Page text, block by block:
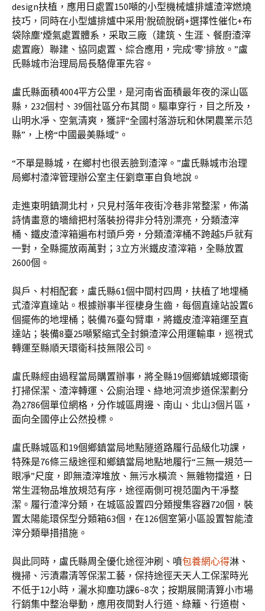
design扶植，應用日處置150噸的小型機械爐排爐渣滓燃燒
技巧，同時在小型爐排爐中采用‘脫硫脫硝+選擇性催化+布
袋除塵’煙氣處置體系，采取三廠（建筑、生涯、餐廚渣滓
處置廠）聯建、協同處置、綜合應用，完成‘零’排放。”盧
氏縣城市治理局局長駱偉軍先容。
盧氏縣面積4004平方公里，是河南省面積最年夜的深山區
縣，232個村、39個社區分布其間。驅車穿行，目之所及，
山明水凈、空氣清爽，獲評“全國村落游玩和休閑農業示范
縣”，上榜“中國最美縣域”。
“不單是縣城，在鄉村也很丟臉到渣滓。”盧氏縣城市治理
局鄉村渣滓管理辦公室主任劉章軍自負地說。
走進東明鎮澗北村，只見村落年夜街冷巷非常整潔，佈滿
詩情畫意的墻繪把村落裝扮得非分特別漂亮，分類渣滓
桶、鐵皮渣滓箱遍布村頭戶旁，分類渣滓桶不跨越5戶就有
一對，全縣擺放兩萬對；3立方米鐵皮渣滓箱，全縣放置
2600個。
與戶、村相配套，盧氏縣61個中間村四周，扶植了地埋桶
式渣滓直達站。根據辦事半徑棲身生齒，每個直達站設置6
個擺佈的地埋桶；裝備76臺勾臂車，將鐵皮渣滓箱運至直
達站；裝備8臺25噸緊縮式全封鎖渣滓公用運輸車，巡視式
轉運至縣順天環衛科技無限公司。
盧氏縣經由過程當局購置辦事，將全縣19個鄉鎮城鄉環衛
打掃保潔、渣滓轉運、公廁治理、綠地河流步道保潔劃分
為2786個單位網格，分作城區周邊、南山、北山3個片區，
面向全國停止公然投標。
盧氏縣城區和19個鄉鎮當局地點隧道路履行品級化功課，
特殊是76條三級途徑和鄉鎮當局地點地履行“三無一規范一
眼凈”尺度，即無渣滓堆放、無污水橫流、無雜物擋道，日
常生涯物品堆放規范有序，途徑兩側可視范圍內干凈整
潔。履行渣滓分類，在城區設置四分類搜集容器720個，裝
置太陽能環保型分類箱63個，在126個室第小區設置智能渣
滓分類舉措措施。
與此同時，盧氏縣周全優化途徑沖刷、噴包養網心得淋、
機掃、污漬肅清等保潔工藝，保持途徑天天人工保潔時光
不低于12小時，灑水抑塵功課6~8次；按期展開清算小市場
行銷集中整治舉動，應用夜間對人行道、綠籬、行道樹、